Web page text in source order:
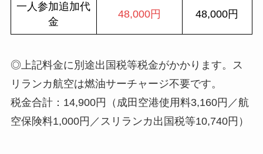
一人参加追加代
金
48,000円 48,000円
◎上記料金に別途出国税等税金がかかります。ス
リランカ航空は燃油サーチャージ不要です。
税金合計：14,900円（成田空港使用料3,160円／航
空保険料1,000円／スリランカ出国税等10,740円）